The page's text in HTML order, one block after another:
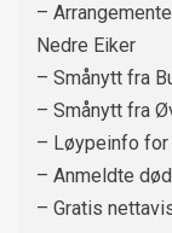
–
Nedre Eiker
– Smånytt fra
– Smånytt fra
– Løypeinfo for
– Anmeldte
– Gratis